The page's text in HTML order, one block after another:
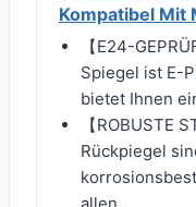
Kompatibel Mit
【E24-
Spiegel ist E-
bietet Ihnen
【ROBUSTE
Rückpiegel